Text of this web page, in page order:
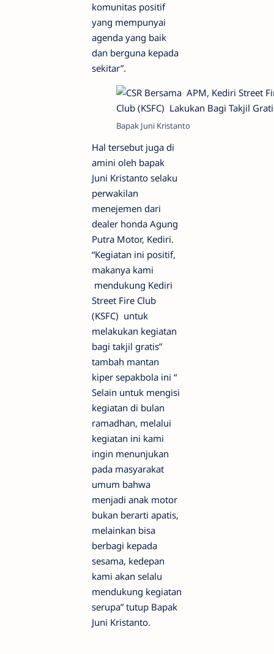
komunitas positif
yang mempunyai
agenda yang baik
dan berguna kepada
sekitar”.
Bapak Juni Kristanto
Hal tersebut juga di
amini oleh bapak
Juni Kristanto selaku
perwakilan
menejemen dari
dealer honda Agung
Putra Motor, Kediri.
“Kegiatan ini positif,
makanya kami
mendukung Kediri
Street Fire Club
(KSFC) untuk
melakukan kegiatan
bagi takjil gratis”
tambah mantan
kiper sepakbola ini “
Selain untuk mengisi
kegiatan di bulan
ramadhan, melalui
kegiatan ini kami
ingin menunjukan
pada masyarakat
umum bahwa
menjadi anak motor
bukan berarti apatis,
melainkan bisa
berbagi kepada
sesama, kedepan
kami akan selalu
mendukung kegiatan
serupa” tutup Bapak
Juni Kristanto.